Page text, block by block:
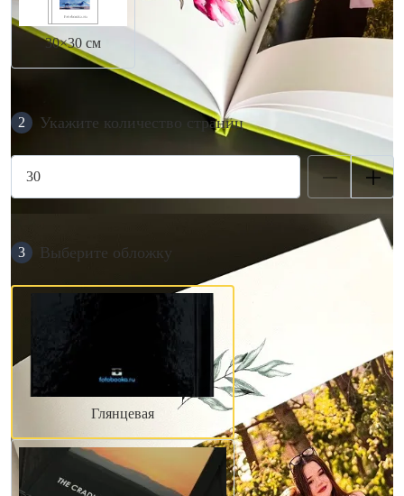
30×30 см
2 Укажите количество страниц
3 Выберите обложку
Глянцевая